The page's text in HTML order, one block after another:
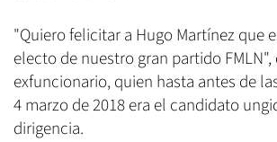
"Quiero felicitar a Hugo Martínez que
electo de nuestro gran partido
exfuncionario, quien hasta antes de
4 marzo de 2018 era el candidato
dirigencia.